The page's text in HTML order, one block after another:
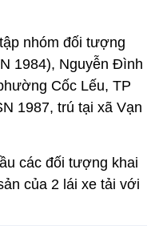
nhóm đối tượng
1984), Nguyễn Đình
Cốc Lếu, TP
1987, trú tại xã Vạn
các đối tượng khai
của 2 lái xe tải với